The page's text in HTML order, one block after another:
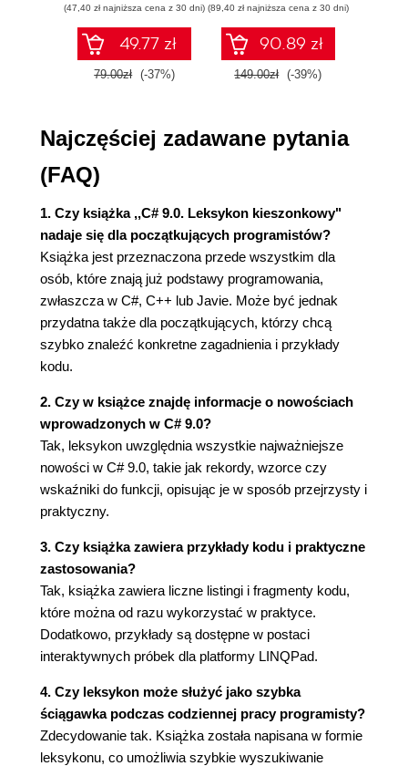
Enumeratory i iteratory 156
Typy z dopuszczalną wartością pustą 161
Zabezpieczanie pustych referencji 167
Metody rozszerzające 169
Rekordy (C# 9) 174
LINQ 185
Wiązanie dynamiczne 210
Przeciążanie operatorów 219
Atrybuty 222
Atrybuty wywołania 226
Funkcje asynchroniczne 227
Wskaźniki i kod nienadzorowany 238
Wskaźniki do funkcji (C# 9) 243
(47,40 zł najniższa cena z 30 dni)
49.77 zł
79.00zł (-37%)
(89,40 zł najniższa cena z 30 dni)
90.89 zł
149.00zł (-39%)
Najczęściej zadawane pytania
(FAQ)
1. Czy książka ,,C# 9.0. Leksykon kieszonkowy"
nadaje się dla początkujących programistów?
Książka jest przeznaczona przede wszystkim dla
osób, które znają już podstawy programowania,
zwłaszcza w C#, C++ lub Javie. Może być jednak
przydatna także dla początkujących, którzy chcą
szybko znaleźć konkretne zagadnienia i przykłady
kodu.
2. Czy w książce znajdę informacje o nowościach
wprowadzonych w C# 9.0?
Tak, leksykon uwzględnia wszystkie najważniejsze
nowości w C# 9.0, takie jak rekordy, wzorce czy
wskaźniki do funkcji, opisując je w sposób przejrzysty i
praktyczny.
3. Czy książka zawiera przykłady kodu i praktyczne
zastosowania?
Tak, książka zawiera liczne listingi i fragmenty kodu,
które można od razu wykorzystać w praktyce.
Dodatkowo, przykłady są dostępne w postaci
interaktywnych próbek dla platformy LINQPad.
4. Czy leksykon może służyć jako szybka
ściągawka podczas codziennej pracy programisty?
Zdecydowanie tak. Książka została napisana w formie
leksykonu, co umożliwia szybkie wyszukiwanie